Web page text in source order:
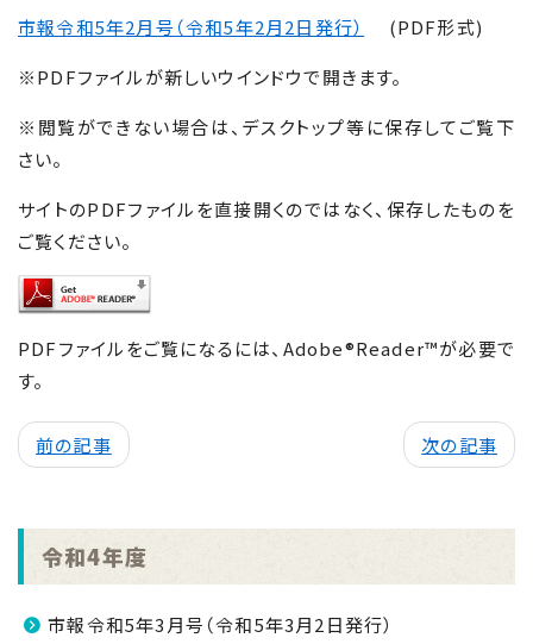
市報令和5年2月号（令和5年2月2日発行）
(PDF形式)
※PDFファイルが新しいウインドウで開きます。
※閲覧ができない場合は、デスクトップ等に保存してご覧下
さい。
サイトのPDFファイルを直接開くのではなく、保存したものを
ご覧ください。
PDFファイルをご覧になるには、Adobe®Reader™が必要で
す。
前の記事 次の記事
令和4年度
市報令和5年3月号（令和5年3月2日発行）